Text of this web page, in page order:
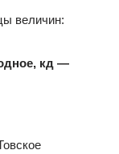
величин:
кд —